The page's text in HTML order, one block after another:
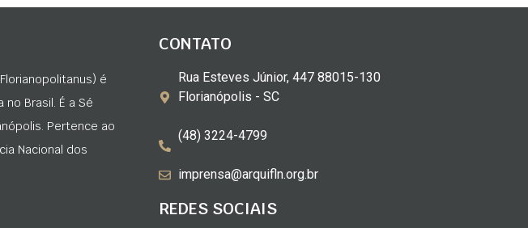
é
Brasil. É a Sé
Pertence ao
Nacional dos
CONTATO
Rua Esteves Júnior, 447 88015-130
Florianópolis - SC
(48) 3224-4799
imprensa@arquifln.org.br
REDES SOCIAIS